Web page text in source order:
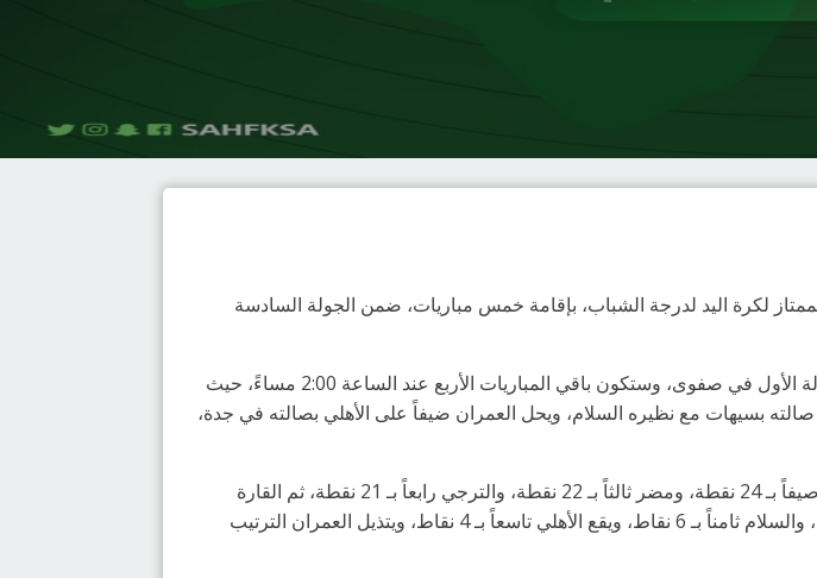
منافسات بطولة الدوري الممتاز لكرة اليد لدرجة الشباب، بإقامة خمس مباريات، ضمن الجولة السادسة
وستبدأ أولى المباريات عند الساعة 1:30 مساءً بلقاء الصفا مع الترجي على صالة الأول في صفوى، وستكون باقي المباريات الأربع عند الساعة 2:00 مساءً، حيث
بسيهات مع نظيره السلام، ويحل العمران ضيفاً على الأهلي بصالته في جدة،
ويتصدر فريق النور سلّم الترتيب العام للبطولة برصيد 26 نقطة، يتبعه الخليج وصيفاً بـ 24 نقطة، ومضر ثالثاً بـ 22 نقطة، والترجي رابعاً بـ 21 نقطة، ثم القارة
خامساً بـ 18 نقطة، ويحل الصفا سادساً بـ 13 نقطة، والمحيط سابعاً بـ 12 نقطة، والسلام ثامناً بـ 6 نقاط، ويقع الأهلي تاسعاً بـ 4 نقاط، ويتذيل العمران الترتيب